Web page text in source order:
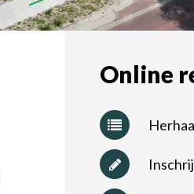
Online